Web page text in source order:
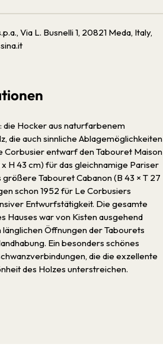
Via L. Busnelli 1, 20821 Meda, Italy,
die Hocker aus naturfarbenem
die auch sinnliche Ablagemöglichkeiten
Corbusier entwarf den Tabouret Maison
x H 43 cm) für das gleichnamige Pariser
Tabouret Cabanon (B 43 × T 27
schon 1952 für Le Corbusiers
Entwurfstätigkeit. Die gesamte
Hauses war von Kisten ausgehend
Öffnungen der Tabourets
Ein besonders schönes
die die exzellente
des Holzes unterstreichen.